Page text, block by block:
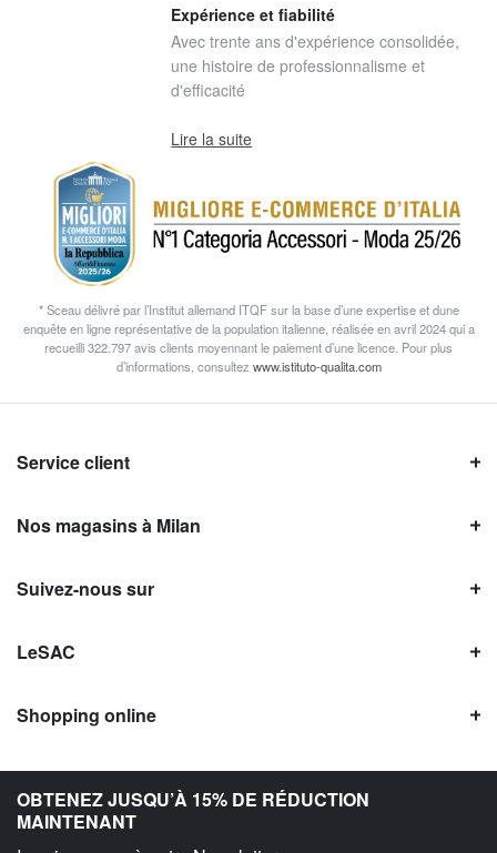
OBTENEZ JUSQU’À 15% DE RÉDUCTION
MAINTENANT
Expérience et fiabilité
Avec trente ans d'expérience consolidée,
une histoire de professionnalisme et
d'efficacité
Lire la suite
* Sceau délivré par l’Institut allemand ITQF sur la base d’une expertise et dune
enquête en ligne représentative de la population italienne, réalisée en avril 2024 qui a
recueilli 322.797 avis clients moyennant le paiement d’une licence. Pour plus
d’informations, consultez www.istituto-qualita.com
Service client
Nos magasins à Milan
Suivez-nous sur
LeSAC
Shopping online
Avis LeSAC